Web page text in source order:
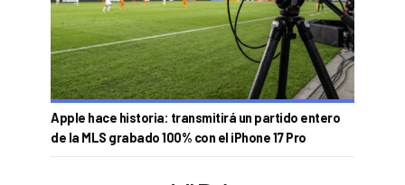
Apple hace historia: transmitirá un partido entero
de la MLS grabado 100% con el iPhone 17 Pro